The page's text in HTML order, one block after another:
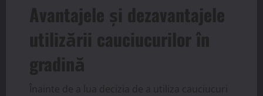
Avantajele și dezavantajele
utilizării cauciucurilor în
gradină
Înainte de a lua decizia de a utiliza cauciucuri